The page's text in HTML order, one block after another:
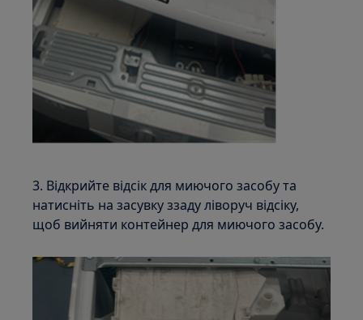
3. Відкрийте відсік для миючого засобу та
натисніть на засувку ззаду ліворуч відсіку,
щоб вийняти контейнер для миючого засобу.